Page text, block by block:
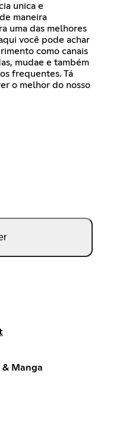
unica e
maneira
uma das melhores
você pode achar
como canais
mudae e também
frequentes. Tá
o melhor do nosso
& Manga